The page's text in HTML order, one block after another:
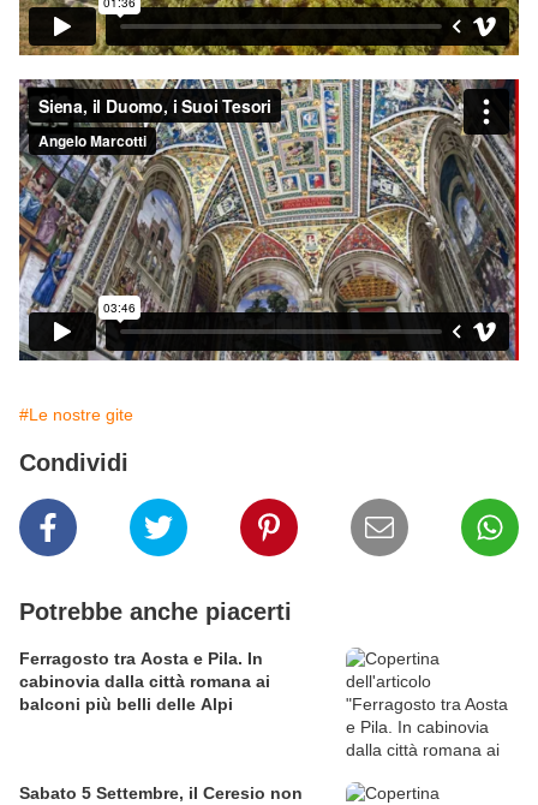
#Le nostre gite
Condividi
Potrebbe anche piacerti
Ferragosto tra Aosta e Pila. In
cabinovia dalla città romana ai
balconi più belli delle Alpi
Sabato 5 Settembre, il Ceresio non